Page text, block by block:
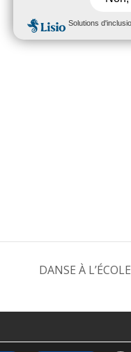
DANSE À L’ÉCOLE